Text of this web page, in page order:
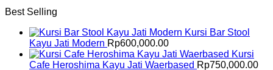
Best Selling
Kursi Bar Stool
Kayu Jati Modern Rp600,000.00
Kursi
Cafe Heroshima Kayu Jati Waerbased Rp750,000.00